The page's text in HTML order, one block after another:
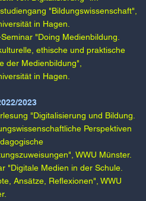
"Bildungswissenschaft",
in Hagen.​
"Doing Medienbildung.
ethische und praktische
der Medienbildung",
in Hagen.
2023​
"Digitalisierung und Bildung.
Perspektiven
WWU Münster.​
"Digitale Medien in der Schule.
Ansätze, Reflexionen", WWU